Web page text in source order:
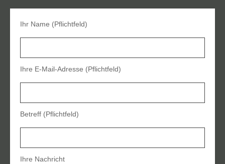
Ihr Name (Pflichtfeld)
Ihre E-Mail-Adresse (Pflichtfeld)
Betreff (Pflichtfeld)
Ihre Nachricht